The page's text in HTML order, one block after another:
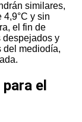
similares,
4,9°C y sin
el fin de
despejados y
del mediodía,
el